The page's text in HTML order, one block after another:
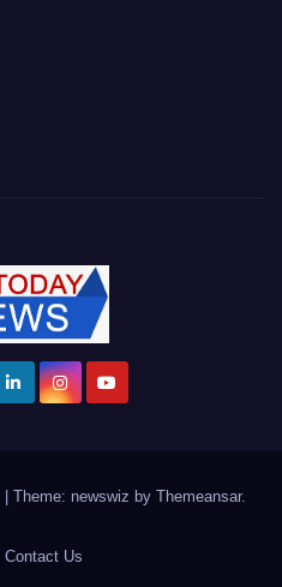
| Theme: newswiz by Themeansar.
Contact Us